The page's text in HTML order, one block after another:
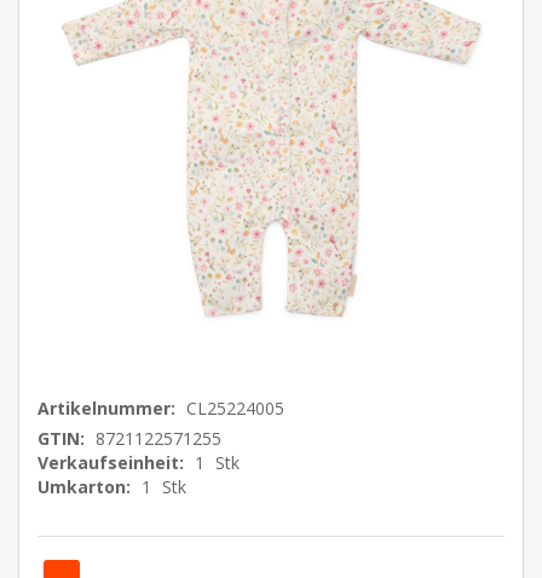
Artikelnummer: CL25224005
GTIN: 8721122571255
Verkaufseinheit: 1
Stk
Umkarton: 1 Stk